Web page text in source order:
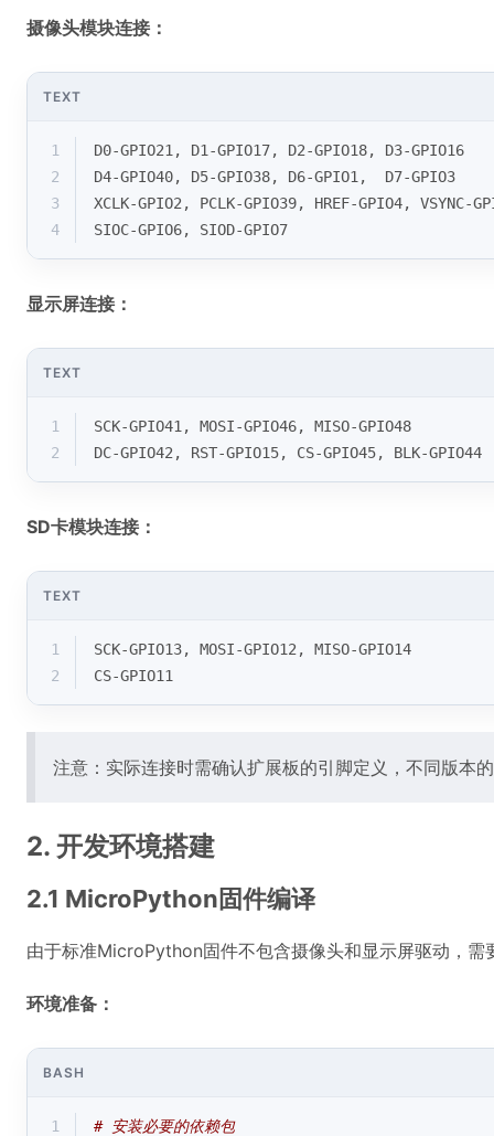
摄像头模块连接：
TEXT
1
D0-GPIO21, D1-GPIO17, D2-GPIO18, D3-GPIO16
2
D4-GPIO40, D5-GPIO38, D6-GPIO1,  D7-GPIO3
3
XCLK-GPIO2, PCLK-GPIO39, HREF-GPIO4, VSYNC-
4
SIOC-GPIO6, SIOD-GPIO7
显示屏连接：
TEXT
1
SCK-GPIO41, MOSI-GPIO46, MISO-GPIO48
2
DC-GPIO42, RST-GPIO15, CS-GPIO45, BLK-GPIO44
SD卡模块连接：
TEXT
1
SCK-GPIO13, MOSI-GPIO12, MISO-GPIO14
2
CS-GPIO11
注意：实际连接时需确认扩展板的引脚定义，不同版本
2. 开发环境搭建
2.1 MicroPython固件编译
由于标准MicroPython固件不包含摄像头和显示屏驱动，需
环境准备：
BASH
1
# 安装必要的依赖包